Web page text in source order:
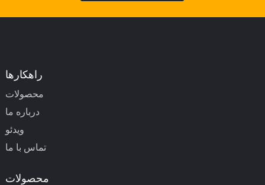
راهکارها
محصولات
درباره ما
ویدئو
تماس با ما
محصولات